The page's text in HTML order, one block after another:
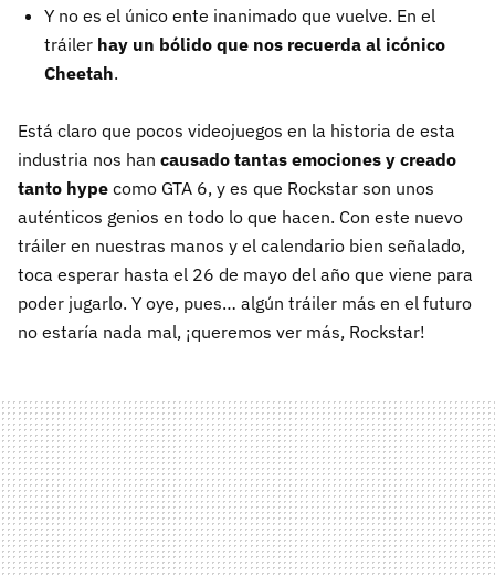
Y no es el único ente inanimado que vuelve. En el
tráiler hay un bólido que nos recuerda al icónico
Cheetah.
Está claro que pocos videojuegos en la historia de esta
industria nos han causado tantas emociones y creado
tanto hype como GTA 6, y es que Rockstar son unos
auténticos genios en todo lo que hacen. Con este nuevo
tráiler en nuestras manos y el calendario bien señalado,
toca esperar hasta el 26 de mayo del año que viene para
poder jugarlo. Y oye, pues… algún tráiler más en el futuro
no estaría nada mal, ¡queremos ver más, Rockstar!